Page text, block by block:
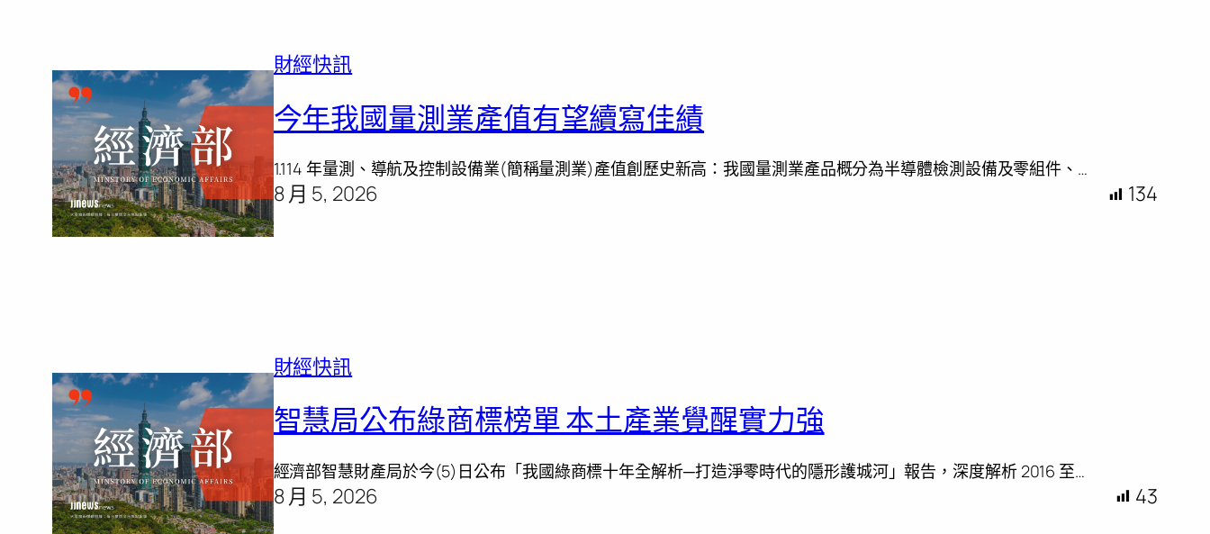
財經快訊
今年我國量測業產值有望續寫佳績
1.114 年量測、導航及控制設備業(簡稱量測業)產值創歷史新高：我國量測業產品概分為半導體檢測設備及零組件、…
8 月 5, 2026 134
財經快訊
智慧局公布綠商標榜單 本土產業覺醒實力強
經濟部智慧財產局於今(5)日公布「我國綠商標十年全解析─打造淨零時代的隱形護城河」報告，深度解析 2016 至…
8 月 5, 2026 43